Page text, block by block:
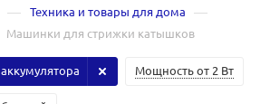
— Техника и товары для дома —
Машинки для стрижки катышков
Мощность от 2 Вт